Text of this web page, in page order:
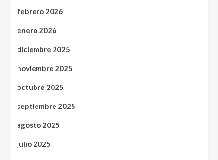
febrero 2026
enero 2026
diciembre 2025
noviembre 2025
octubre 2025
septiembre 2025
agosto 2025
julio 2025